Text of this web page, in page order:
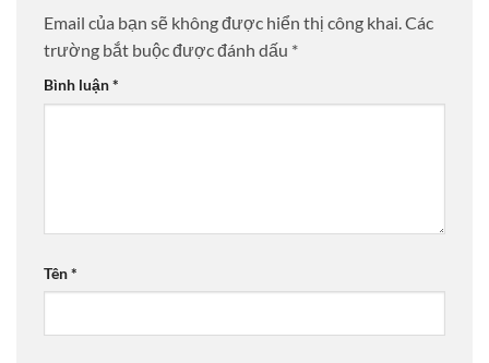
Email của bạn sẽ không được hiển thị công khai.Các
trường bắt buộc được đánh dấu *
Bình luận*
Tên*